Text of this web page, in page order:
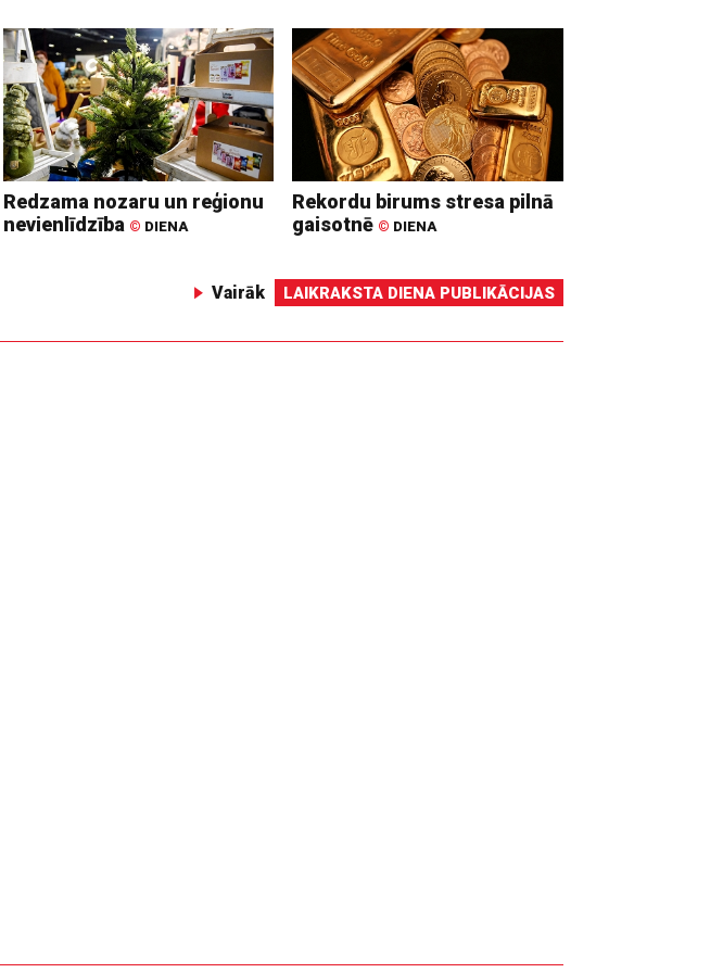
Redzama nozaru un reģionu
nevienlīdzība © DIENA
Rekordu birums stresa pilnā
gaisotnē © DIENA
Vairāk LAIKRAKSTA DIENA PUBLIKĀCIJAS